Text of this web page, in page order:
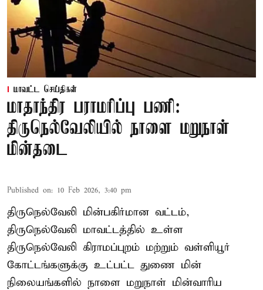
மாவட்ட செய்திகள்
மாதாந்திர பராமரிப்பு பணி:
திருநெல்வேலியில் நாளை மறுநாள்
மின்தடை
Published on: 10 Feb 2026, 3:40 pm
திருநெல்வேலி மின்பகிர்மான வட்டம்,
திருநெல்வேலி மாவட்டத்தில் உள்ள
திருநெல்வேலி கிராமப்புறம் மற்றும் வள்ளியூர்
கோட்டங்களுக்கு உட்பட்ட துணை மின்
நிலையங்களில் நாளை மறுநாள் மின்வாரிய